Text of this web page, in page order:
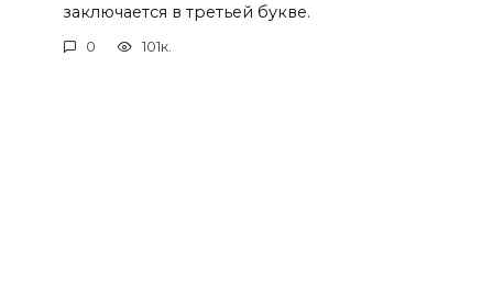
заключается в третьей букве.
0 101к.